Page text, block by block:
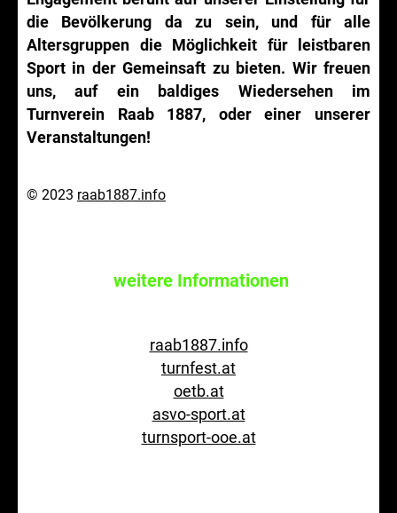
die Bevölkerung da zu sein, und für alle
Altersgruppen die Möglichkeit für leistbaren
Sport in der Gemeinsaft zu bieten. Wir freuen
uns, auf ein baldiges Wiedersehen im
Turnverein Raab 1887, oder einer unserer
Veranstaltungen!
© 2023 raab1887.info
weitere Informationen
raab1887.info
turnfest.at
oetb.at
asvo-sport.at
turnsport-ooe.at